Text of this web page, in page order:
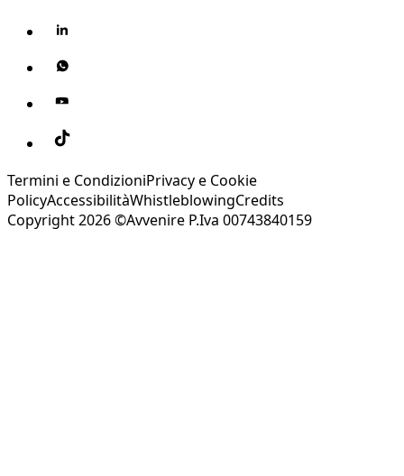
Termini e CondizioniPrivacy e Cookie
PolicyAccessibilitàWhistleblowingCredits
Copyright 2026 ©Avvenire P.Iva 00743840159